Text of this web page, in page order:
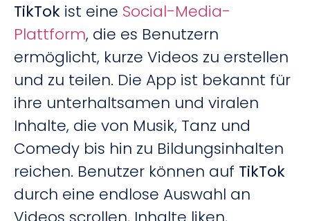
TikTok ist eine Social-Media-
Plattform, die es Benutzern
ermöglicht, kurze Videos zu erstellen
und zu teilen. Die App ist bekannt für
ihre unterhaltsamen und viralen
Inhalte, die von Musik, Tanz und
Comedy bis hin zu Bildungsinhalten
reichen. Benutzer können auf TikTok
durch eine endlose Auswahl an